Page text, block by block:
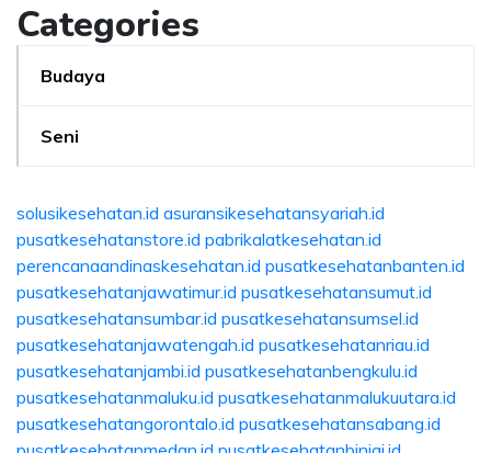
Categories
Budaya
Seni
solusikesehatan.id asuransikesehatansyariah.id
pusatkesehatanstore.id pabrikalatkesehatan.id
perencanaandinaskesehatan.id pusatkesehatanbanten.id
pusatkesehatanjawatimur.id pusatkesehatansumut.id
pusatkesehatansumbar.id pusatkesehatansumsel.id
pusatkesehatanjawatengah.id pusatkesehatanriau.id
pusatkesehatanjambi.id pusatkesehatanbengkulu.id
pusatkesehatanmaluku.id pusatkesehatanmalukuutara.id
pusatkesehatangorontalo.id pusatkesehatansabang.id